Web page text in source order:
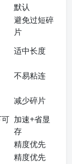
默认
避免过短碎
片
适中长度
不易粘连
减少碎片
加速+省显
存
精度优先
精度优先